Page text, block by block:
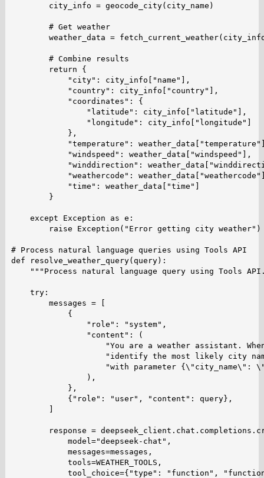
        city_info = geocode_city(city_name)
        # Get weather
weather_data =
        # Combine results
        return {
            "city": city_info["name"],
            "country": city_info["country"],
            "coordinates": {
                "latitude": city_info["latitude"],
                "longitude": city_info["longitude"]
            },
"temperature":
            "windspeed": weather_data["windspeed"],
"winddirection":
"weathercode":
            "time": weather_data["time"]
        }
    except Exception as e:
raise Exception("Error getting city weather")
# Process natural language queries using Tools API
def resolve_weather_query(query):
"""Process natural language query using Tools
    try:
        messages = [
            {
                "role": "system",
                "content": (
"You are a weather assistant.
"identify the most likely city
"with parameter {\"city_name\":
                ),
            },
            {"role": "user", "content": query},
response =
            model="deepseek-chat",
            messages=messages,
            tools=WEATHER_TOOLS,
tool_choice={"type": "function",